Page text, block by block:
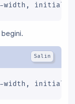
width, initial-
width, initial-